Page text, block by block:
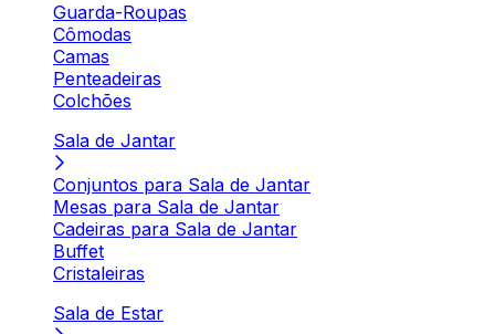
Guarda-Roupas
Cômodas
Camas
Penteadeiras
Colchões
Sala de Jantar
Conjuntos para Sala de Jantar
Mesas para Sala de Jantar
Cadeiras para Sala de Jantar
Buffet
Cristaleiras
Sala de Estar